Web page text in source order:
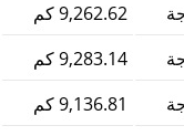
9,262.62 كم
9,283.14 كم
9,136.81 كم